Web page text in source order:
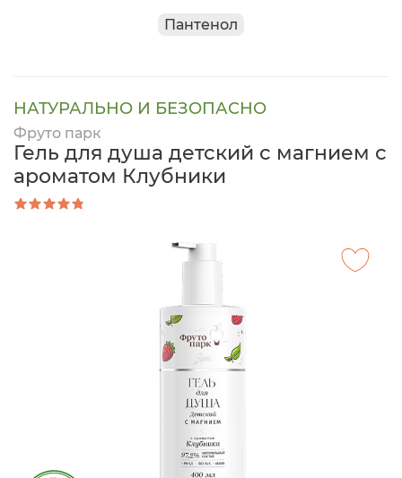
Пантенол
НАТУРАЛЬНО И БЕЗОПАСНО
Фруто парк
Гель для душа детский с магнием с
ароматом Клубники